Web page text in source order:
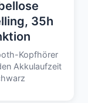
35h
Kopfhörer
Akkulaufzeit